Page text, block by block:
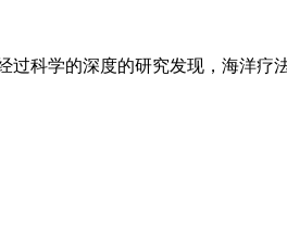
科学的深度的研究发现，海洋疗